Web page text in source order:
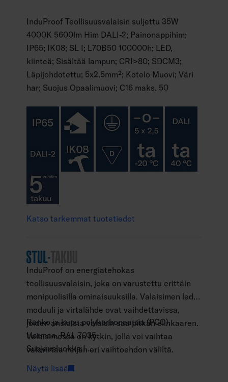
InduProof Teollisuusvalaisin suljettu 35W
4000K 5600lm Him DALI-2; Painonappihim;
IP65; IK08; SL I; L70B50 100000h; LED,
kiinteä; Sisältää lampun; CRI>80; SDCM3;
Läpijohdotettu; 5x2.5mm²; Kotelo Muovi; Väri
har; Suojus Opaalimuovi; C16 maks. 50
Katso tarkemmat tuotetiedot
InduProof on energiatehokas
teollisuusvalaisin, joka on varustettu erittäin
monipuolisilla ominaisuuksilla. Valaisimen led-
moduuli ja virtalähde ovat vaihdettavissa,
joiden ansioista valaisin saa pitkän elinkaaren.
Valaisimessa on kytkin, jolla voi vaihtaa
valovirtaa neljän eri vaihtoehdon väliltä.
asentaa pintaan tai ripustusasennuksena sekä
Runko ja kupu polykarbonaattia (PCO).
Harmaa, RAL 7035.
Suojausluokka I.
mahdollisuus myös ripustusasennukseen sekä
Näytä lisää